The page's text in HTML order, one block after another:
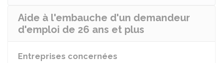
Aide à l'embauche d'un demandeur
d'emploi de 26 ans et plus
Entreprises concernées